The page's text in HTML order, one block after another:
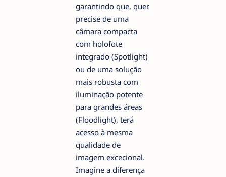
garantindo que, quer
precise de uma
câmara compacta
com holofote
integrado (Spotlight)
ou de uma solução
mais robusta com
iluminação potente
para grandes áreas
(Floodlight), terá
acesso à mesma
qualidade de
imagem excecional.
Imagine a diferença